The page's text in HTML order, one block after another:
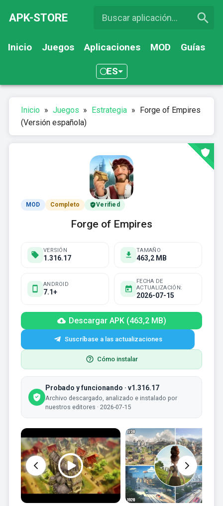
APK-STORE
Inicio Juegos Aplicaciones MOD Guías
ES
Inicio » Juegos » Estrategia » Forge of Empires
(Versión española)
MOD Completo Verified
Forge of Empires
VERSIÓN
1.316.17
TAMAÑO
463,2 MB
ANDROID
7.1+
FECHA DE
ACTUALIZACIÓN:
2026-07-15
Descargar APK (463,2 MB)
Suscríbase a las actualizaciones
Cómo instalar
Probado y funcionando · v1.316.17
Archivo descargado, analizado e instalado por
nuestros editores · 2026-07-15